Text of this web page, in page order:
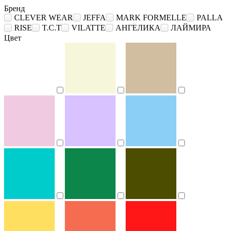
Бренд
CLEVER WEAR
JEFFA MARK FORMELLE
PALLA
RISE
T.C.T VILATTE АНГЕЛИКА
ЛАЙМИРА
Цвет